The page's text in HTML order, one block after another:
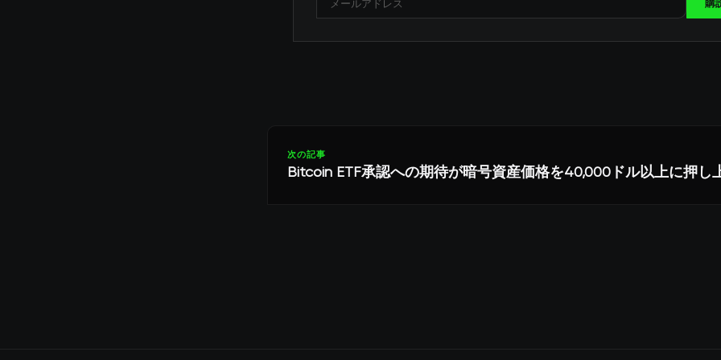
購
次の記事
Bitcoin ETF承認への期待が暗号資産価格を40,000ドル以上に押し